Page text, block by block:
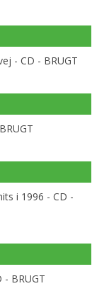
- CD - BRUGT
i 1996 - CD -
- BRUGT